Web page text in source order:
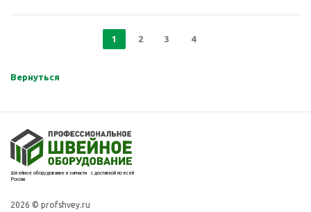
1 2 3 4
Вернуться
Швейное оборудование и запчасти с доставкой по всей
России
2026 © profshvey.ru